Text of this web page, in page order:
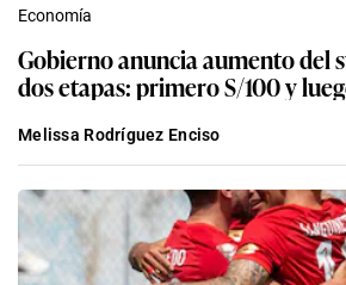
Economía
Gobierno anuncia aumento del
dos etapas: primero S/100 y
Melissa Rodríguez Enciso